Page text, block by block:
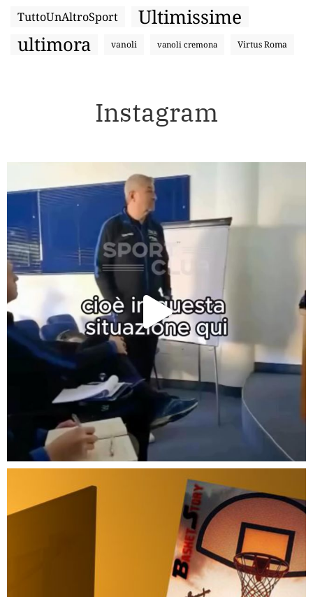
TuttoUnAltroSport Ultimissime
ultimora vanoli vanoli cremona Virtus Roma
Instagram